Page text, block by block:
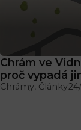
Chrám ve
proč vypadá
Chrámy, Články